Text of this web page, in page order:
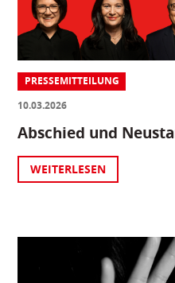
PRESSEMITTEILUNG
10.03.2026
Abschied und
WEITERLESEN